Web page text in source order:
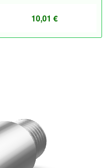
10,01 €